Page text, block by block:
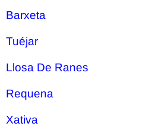
Barxeta
Tuéjar
Llosa De Ranes
Requena
Xativa